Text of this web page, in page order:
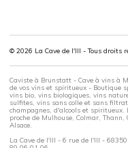
© 2026 La Cave de l'Ill - Tous droits
Caviste à Brunstatt - Cave à vins à
de vos vins et spiritueux - Boutique
vins bio, vins biologiques, vins
sulfites, vins sans colle et sans
champagnes, d'alcools et
proche de Mulhouse, Colmar,
Alsace.
La Cave de l'Ill - 6 rue de l'Ill -